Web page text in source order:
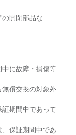
の開閉部品な
中に故障・損傷等
無償交換の対象外
期間中であって
、保証期間中であ